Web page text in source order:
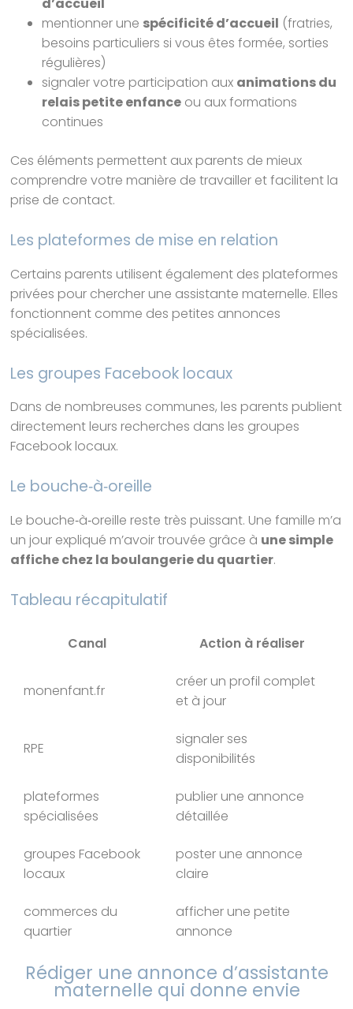
mentionner une spécificité d’accueil (fratries,
besoins particuliers si vous êtes formée, sorties
régulières)
signaler votre participation aux animations du
relais petite enfance ou aux formations
continues
Ces éléments permettent aux parents de mieux
comprendre votre manière de travailler et facilitent la
prise de contact.
Les plateformes de mise en relation
Certains parents utilisent également des plateformes
privées pour chercher une assistante maternelle. Elles
fonctionnent comme des petites annonces
spécialisées.
Les groupes Facebook locaux
Dans de nombreuses communes, les parents publient
directement leurs recherches dans les groupes
Facebook locaux.
Le bouche‑à‑oreille
Le bouche‑à‑oreille reste très puissant. Une famille m’a
un jour expliqué m’avoir trouvée grâce à une simple
affiche chez la boulangerie du quartier.
Tableau récapitulatif
Canal Action à réaliser
monenfant.fr
créer un profil complet
et à jour
RPE
signaler ses
disponibilités
plateformes
spécialisées
publier une annonce
détaillée
groupes Facebook
locaux
poster une annonce
claire
commerces du
quartier
afficher une petite
annonce
Rédiger une annonce d’assistante
maternelle qui donne envie